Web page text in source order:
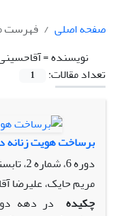
صفحه اصلی
فهرست
نویسنده =
تعداد مقالات:
1
برساخت هویت زنانه
دوره 6، شماره 2، تابستان 1404، صفحه
مریم حایک، علیرضا
چکیده در دهه